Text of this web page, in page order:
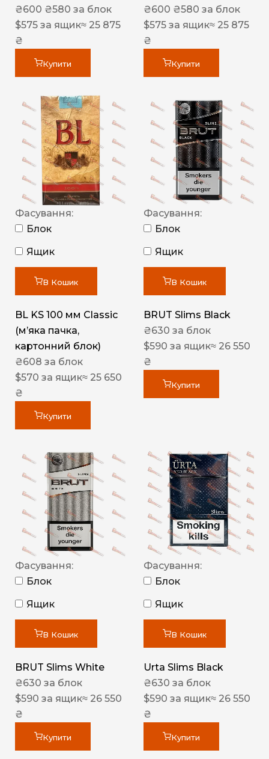
₴600 ₴580 за блок
$575 за ящик≈ 25 875
₴
Купити
₴600 ₴580 за блок
$575 за ящик≈ 25 875
₴
Купити
Фасування:
Блок
Ящик
В Кошик
BL KS 100 мм Classic
(м’яка пачка,
картонний блок)
₴608 за блок
$570 за ящик≈ 25 650
₴
Купити
Фасування:
Блок
Ящик
В Кошик
BRUT Slims Black
₴630 за блок
$590 за ящик≈ 26 550
₴
Купити
Фасування:
Блок
Ящик
В Кошик
BRUT Slims White
₴630 за блок
$590 за ящик≈ 26 550
₴
Купити
Фасування:
Блок
Ящик
В Кошик
Urta Slims Black
₴630 за блок
$590 за ящик≈ 26 550
₴
Купити